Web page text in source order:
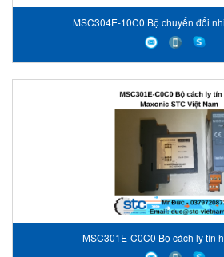
MSC304E-10C0 Bộ chuyển đổi
MSC301E-C0C0 Bộ cách ly tín